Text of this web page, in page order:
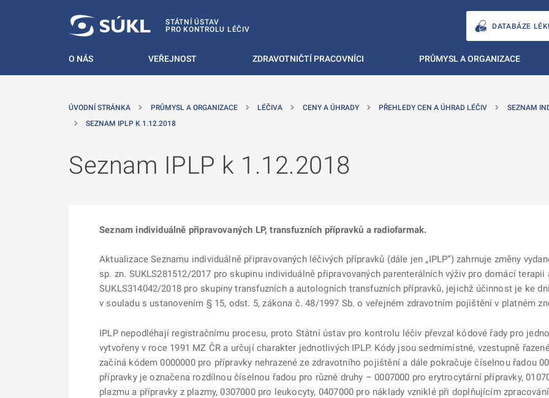
STÁTNÍ ÚSTAV
PRO KONTROLU LÉČIV
DATABÁZE
O NÁS VEŘEJNOST ZDRAVOTNIČTÍ PRACOVNÍCI PRŮMYSL A ORGANIZACE
ÚVODNÍ STRÁNKA PRŮMYSL A ORGANIZACE LÉČIVA CENY A ÚHRADY PŘEHLEDY CEN A ÚHRAD LÉČIV
SEZNAM
SEZNAM IPLP K 1.12.2018
Seznam IPLP k 1.12.2018
Seznam individuálně připravovaných LP, transfuzních přípravků a radiofarmak.
Aktualizace Seznamu individuálně připravovaných léčivých přípravků (dále jen „IPLP“) zahrnuje změny
sp. zn. SUKLS281512/2017 pro skupinu individuálně připravovaných parenterálních výživ pro domácí terapii
SUKLS314042/2018 pro skupiny transfuzních a autologních transfuzních přípravků, jejichž účinnost je ke
v souladu s ustanovením § 15, odst. 5, zákona č. 48/1997 Sb. o veřejném zdravotním pojištění v platném
IPLP nepodléhají registračnímu procesu, proto Státní ústav pro kontrolu léčiv převzal kódové řady pro
vytvořeny v roce 1991 MZ ČR a určují charakter jednotlivých IPLP. Kódy jsou sedmimístné, vzestupně
začíná kódem 0000000 pro přípravky nehrazené ze zdravotního pojištění a dále pokračuje číselnou řadou
přípravky je označena rozdílnou číselnou řadou pro různé druhy – 0007000 pro erytrocytární přípravky,
plazmu a přípravky z plazmy, 0307000 pro leukocyty, 0407000 pro náklady vzniklé při doplňujícím